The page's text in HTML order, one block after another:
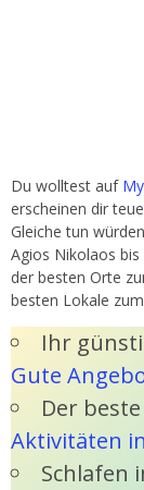
Du wolltest auf
erscheinen dir
Gleiche tun
Agios Nikolaos
der besten Orte
besten Lokale
Ihr
Gute
Der
Aktivitäten
Schlafen